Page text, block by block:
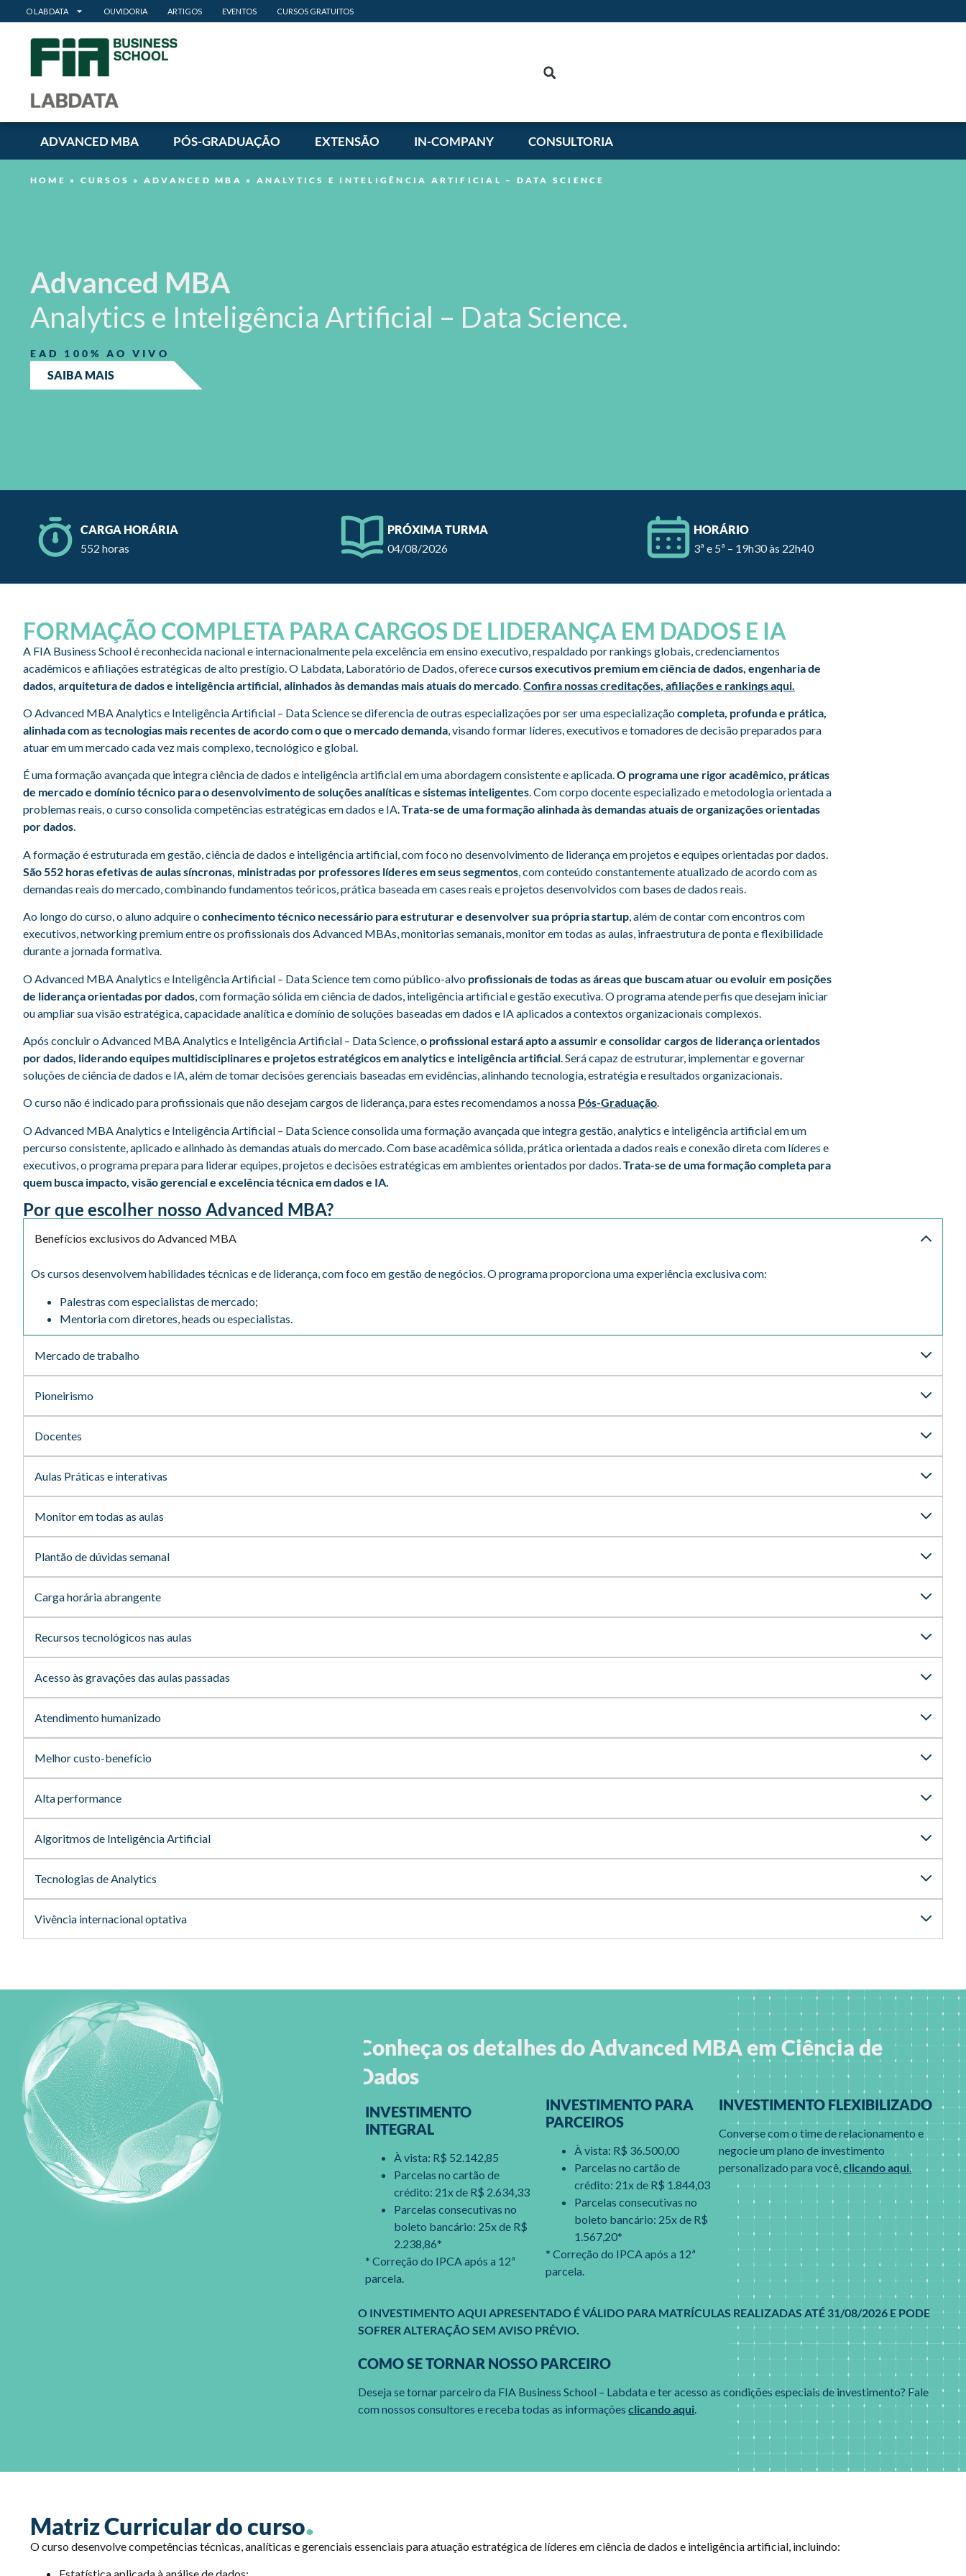
O LABDATA OUVIDORIA ARTIGOS EVENTOS CURSOS GRATUITOS
ADVANCED MBA PÓS-GRADUAÇÃO EXTENSÃO IN-COMPANY CONSULTORIA
HOME » CURSOS » ADVANCED MBA » ANALYTICS E INTELIGÊNCIA ARTIFICIAL – DATA SCIENCE
Advanced MBA
Analytics e Inteligência Artificial – Data Science.
EAD 100% AO VIVO
SAIBA MAIS
CARGA HORÁRIA
552 horas
PRÓXIMA TURMA
04/08/2026
HORÁRIO
3ª e 5ª – 19h30 às 22h40
FORMAÇÃO COMPLETA PARA CARGOS DE LIDERANÇA EM DADOS E IA
A FIA Business School é reconhecida nacional e internacionalmente pela excelência em ensino executivo, respaldado por rankings globais, credenciamentos
acadêmicos e afiliações estratégicas de alto prestígio. O Labdata, Laboratório de Dados, oferececursos executivos premium em ciência de dados, engenharia de
dados, arquitetura de dados e inteligência artificial, alinhados às demandas mais atuais do mercado Confira nossas creditações, afiliações e rankings aqui.
O Advanced MBA Analytics e Inteligência Artificial – Data Science se diferencia de outras especializações por ser uma especializaçãocompleta, profunda e prática,
alinhada com as tecnologias mais recentes de acordo com o que o mercado demanda, visando formar líderes, executivos e tomadores de decisão preparados para
atuar em um mercado cada vez mais complexo, tecnológico e global.
É uma formação avançada que integra ciência de dados e inteligência artificial em uma abordagem consistente e aplicada.O programa une rigor acadêmico, práticas
de mercado e domínio técnico para o desenvolvimento de soluções analíticas e sistemas inteligentes. Com corpo docente especializado e metodologia orientada a
problemas reais, o curso consolida competências estratégicas em dados e IA.Trata-se de uma formação alinhada às demandas atuais de organizações orientadas
por dados.
A formação é estruturada em gestão, ciência de dados e inteligência artificial, com foco no desenvolvimento de liderança em projetos e equipes orientadas por dados.
São 552 horas efetivas de aulas síncronas, ministradas por professores líderes em seus segmentos, com conteúdo constantemente atualizado de acordo com as
demandas reais do mercado, combinando fundamentos teóricos, prática baseada em cases reais e projetos desenvolvidos com bases de dados reais.
Ao longo do curso, o aluno adquire oconhecimento técnico necessário para estruturar e desenvolver sua própria startup, além de contar com encontros com
executivos, networking premium entre os profissionais dos Advanced MBAs, monitorias semanais, monitor em todas as aulas, infraestrutura de ponta e flexibilidade
durante a jornada formativa.
O Advanced MBA Analytics e Inteligência Artificial – Data Science tem como público-alvo profissionais de todas as áreas que buscam atuar ou evoluir em posições
de liderança orientadas por dados , com formação sólida em ciência de dados, inteligência artificial e gestão executiva. O programa atende perfis que desejam iniciar
ou ampliar sua visão estratégica, capacidade analítica e domínio de soluções baseadas em dados e IA aplicados a contextos organizacionais complexos.
Após concluir o Advanced MBA Analytics e Inteligência Artificial – Data Science,o profissional estará apto a assumir e consolidar cargos de liderança orientados
por dados, liderando equipes multidisciplinares e projetos estratégicos em analytics e inteligência artificial. Será capaz de estruturar, implementar e governar
soluções de ciência de dados e IA, além de tomar decisões gerenciais baseadas em evidências, alinhando tecnologia, estratégia e resultados organizacionais.
O curso não é indicado para profissionais que não desejam cargos de liderança, para estes recomendamos a nossa Pós-Graduação.
O Advanced MBA Analytics e Inteligência Artificial – Data Science consolida uma formação avançada que integra gestão, analytics e inteligência artificial em um
percurso consistente, aplicado e alinhado às demandas atuais do mercado. Com base acadêmica sólida, prática orientada a dados reais e conexão direta com líderes e
executivos, o programa prepara para liderar equipes, projetos e decisões estratégicas em ambientes orientados por dados. Trata-se de uma formação completa para
quem busca impacto, visão gerencial e excelência técnica em dados e IA.
Por que escolher nosso Advanced MBA?
Benefícios exclusivos do Advanced MBA
Os cursos desenvolvem habilidades técnicas e de liderança, com foco em gestão de negócios. O programa proporciona uma experiência exclusiva com:
Palestras com especialistas de mercado;
Mentoria com diretores, heads ou especialistas.
Mercado de trabalho
Pioneirismo
Docentes
Aulas Práticas e interativas
Monitor em todas as aulas
Plantão de dúvidas semanal
Carga horária abrangente
Recursos tecnológicos nas aulas
Acesso às gravações das aulas passadas
Atendimento humanizado
Melhor custo-benefício
Alta performance
Algoritmos de Inteligência Artificial
Tecnologias de Analytics
Vivência internacional optativa
Conheça os detalhes do Advanced MBA em Ciência de
Dados
INVESTIMENTO
INTEGRAL
À vista: R$ 52.142,85
Parcelas no cartão de
crédito: 21x de R$ 2.634,33
Parcelas consecutivas no
boleto bancário: 25x de R$
2.238,86*
* Correção do IPCA após a 12ª
parcela.
INVESTIMENTO PARA
PARCEIROS
À vista: R$ 36.500,00
Parcelas no cartão de
crédito: 21x de R$ 1.844,03
Parcelas consecutivas no
boleto bancário: 25x de R$
1.567,20*
* Correção do IPCA após a 12ª
parcela.
INVESTIMENTO FLEXIBILIZADO
Converse com o time de relacionamento e
negocie um plano de investimento
personalizado para você,clicando aqui.
O INVESTIMENTO AQUI APRESENTADO É VÁLIDO PARA MATRÍCULAS REALIZADAS ATÉ 31/08/2026 E PODE
SOFRER ALTERAÇÃO SEM AVISO PRÉVIO.
COMO SE TORNAR NOSSO PARCEIRO
Deseja se tornar parceiro da FIA Business School – Labdata e ter acesso as condições especiais de investimento? Fale
com nossos consultores e receba todas as informaçõesclicando aqui.
Matriz Curricular do curso.
O curso desenvolve competências técnicas, analíticas e gerenciais essenciais para atuação estratégica de líderes em ciência de dados e inteligência artificial, incluindo: